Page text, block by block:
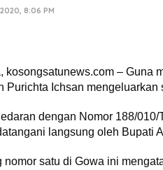
8:06 PM
kosongsatunews.com – Guna
Purichta Ichsan mengeluarkan
dengan Nomor 188/
langsung oleh Bupati
nomor satu di Gowa ini